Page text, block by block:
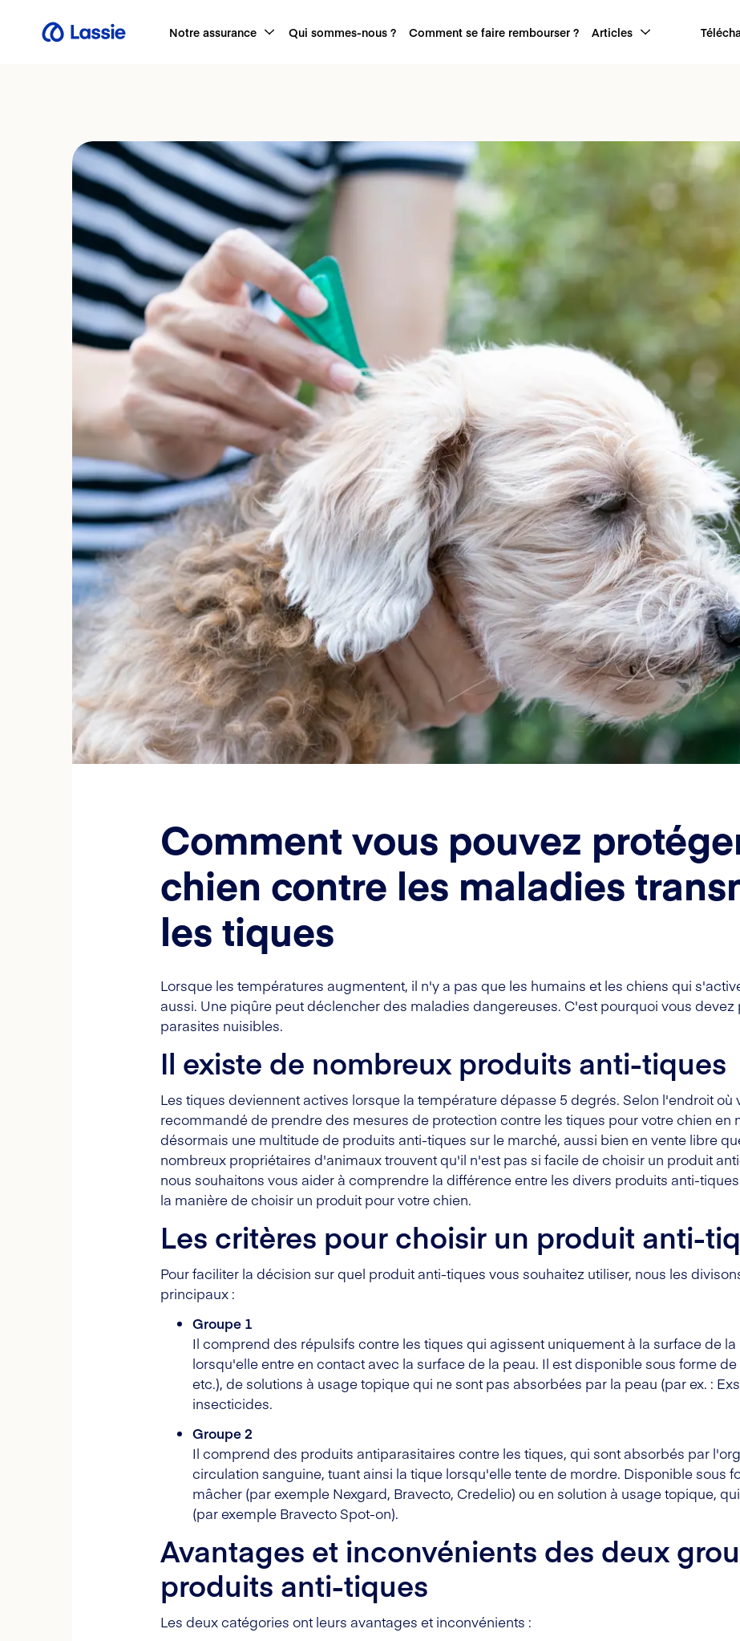
Notre assurance Qui sommes-nous ? Comment se faire rembourser ? Articles
Comment vous pouvez
chien contre les maladies
les tiques
Lorsque les températures augmentent, il n'y a pas que les humains et les chiens qui
aussi. Une piqûre peut déclencher des maladies dangereuses. C'est pourquoi vous
parasites nuisibles.
Il existe de nombreux produits anti-tiques
Les tiques deviennent actives lorsque la température dépasse 5 degrés. Selon l'endroit où
recommandé de prendre des mesures de protection contre les tiques pour votre chien en
désormais une multitude de produits anti-tiques sur le marché, aussi bien en vente libre
nombreux propriétaires d'animaux trouvent qu'il n'est pas si facile de choisir un produit
nous souhaitons vous aider à comprendre la différence entre les divers produits anti-
la manière de choisir un produit pour votre chien.
Les critères pour choisir un produit anti-
Pour faciliter la décision sur quel produit anti-tiques vous souhaitez utiliser, nous les
principaux :
Groupe 1
Il comprend des répulsifs contre les tiques qui agissent uniquement à la surface de
lorsqu'elle entre en contact avec la surface de la peau. Il est disponible sous forme
etc.), de solutions à usage topique qui ne sont pas absorbées par la peau (par ex. :
insecticides.
Groupe 2
Il comprend des produits antiparasitaires contre les tiques, qui sont absorbés par
circulation sanguine, tuant ainsi la tique lorsqu'elle tente de mordre. Disponible sous
mâcher (par exemple Nexgard, Bravecto, Credelio) ou en solution à usage topique,
(par exemple Bravecto Spot-on).
Avantages et inconvénients des deux
produits anti-tiques
Les deux catégories ont leurs avantages et inconvénients :